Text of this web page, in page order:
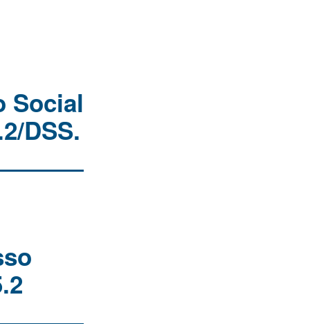
Social
DSS.